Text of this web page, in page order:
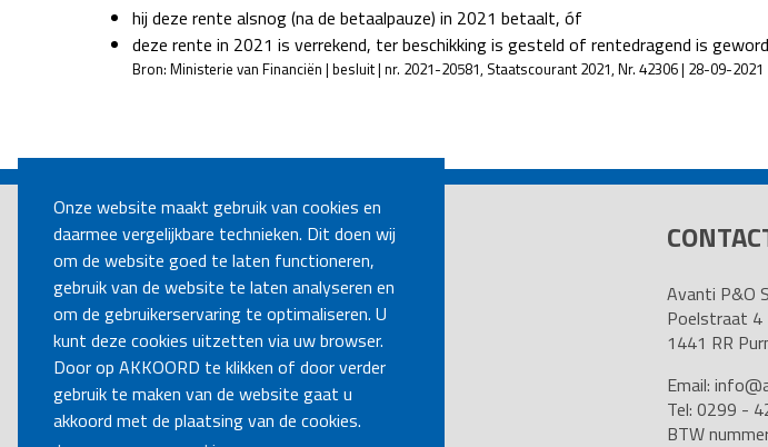
Onze website maakt gebruik van cookies en
daarmee vergelijkbare technieken. Dit doen wij
om de website goed te laten functioneren,
gebruik van de website te laten analyseren en
om de gebruikerservaring te optimaliseren. U
kunt deze cookies uitzetten via uw browser.
Door op AKKOORD te klikken of door verder
gebruik te maken van de website gaat u
akkoord met de plaatsing van de cookies.
hij deze rente alsnog (na de betaalpauze) in 2021 betaalt, óf
deze rente in 2021 is verrekend, ter beschikking is gesteld of rentedragend is
Bron: Ministerie van Financiën | besluit | nr. 2021-20581, Staatscourant 2021, Nr. 42306 | 28-09-2021
NAVIGATION
Avanti P&O
Poelstraat 4
1441 RR
Email:
Tel: 0299 -
BTW